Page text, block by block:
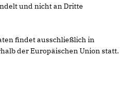
und nicht an Dritte
findet ausschließlich in
der Europäischen Union statt.